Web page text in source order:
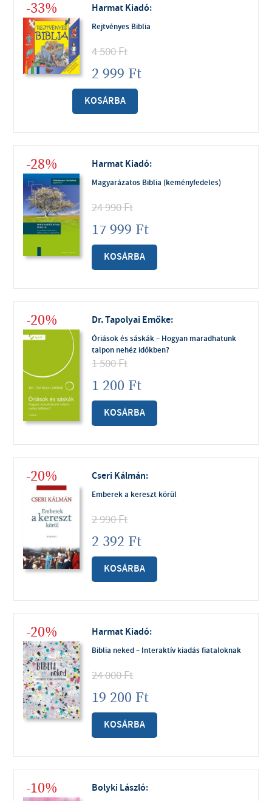
-33% Harmat Kiadó:
Rejtvényes Biblia
4 500Ft
2 999 Ft
KOSÁRBA
-28% Harmat Kiadó:
Magyarázatos Biblia (keményfedeles)
24 990Ft
17 999 Ft
KOSÁRBA
-20% Dr. Tapolyai Emőke:
Óriások és sáskák – Hogyan maradhatunk
talpon nehéz időkben?
1 500Ft
1 200 Ft
KOSÁRBA
-20% Cseri Kálmán:
Emberek a kereszt körül
2 990Ft
2 392 Ft
KOSÁRBA
-20% Harmat Kiadó:
Biblia neked – Interaktív kiadás fiataloknak
24 000Ft
19 200 Ft
KOSÁRBA
-10% Bolyki László: